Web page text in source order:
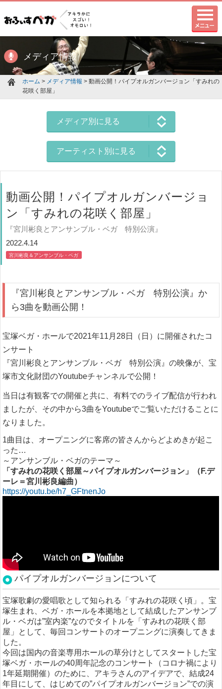
メディア情報
ホーム > メディア情報 > 動画公開！パイプオルガンバージョン「すみれの
花咲く部屋」
メディア別に見る
アーティスト別に見る
動画公開！パイプオルガンバージョ
ン「すみれの花咲く部屋」
『宮川彬良とアンサンブル・ベガ 特別公演』
2022.4.14
宮川彬良＆アンサンブル・ベガ
『宮川彬良とアンサンブル・ベガ 特別公演』か
ら3曲を動画公開！
宝塚ベガ・ホールで2021年11月28日（日）に開催されたコ
ンサート
『宮川彬良とアンサンブル・ベガ 特別公演』の映像が、宝
塚市文化財団のYoutubeチャンネルで公開！
当日は有観客での開催と共に、有料でのライブ配信が行われ
ましたが、その中から3曲をYoutubeでご覧いただけることに
なりました。
1曲目は、オープニングに客席の皆さんからどよめきが起こ
った…
～アンサンブル・ベガのテーマ～
「すみれの花咲く部屋～パイプオルガンバージョン」（F.デ
ーレ＝宮川彬良編曲）
https://youtu.be/h7_GFtnenJo
パイプオルガンバージョンについて
宝塚歌劇の愛唱歌として知られる「すみれの花咲く頃」。宝
塚生まれ、ベガ・ホールを本拠地として結成したアンサンブ
ル・ベガは”室内楽”なのでタイトルを「すみれの花咲く部
屋」として、毎回コンサートのオープニングに演奏してきま
した。
今回は国内の音楽専用ホールの草分けとしてスタートした宝
塚ベガ・ホールの40周年記念のコンサート（コロナ禍により
1年延期開催）のために、アキラさんのアイデアで、結成24
年目にして、はじめての”パイプオルガンバージョン”での演